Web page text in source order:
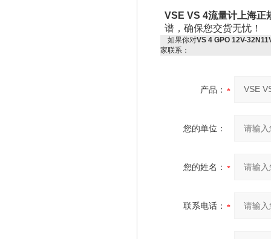
VSE VS 4流量计上海正
谱，确保您交货无忧！
如果你对VS 4 GPO 12V-
家联系：
产品：
您的单位：
您的姓名：
联系电话：